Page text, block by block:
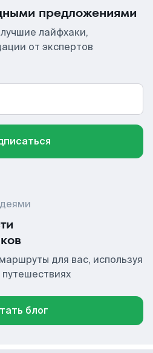
предложениями
лайфхаки,
от экспертов
для вас, используя
блог